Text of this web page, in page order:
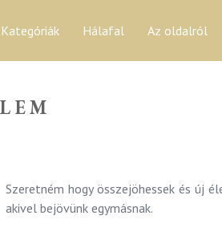
Kategóriák Hálafal Az oldalról
Szeretném hogy összejöhessek és új
akivel bejövünk egymásnak.